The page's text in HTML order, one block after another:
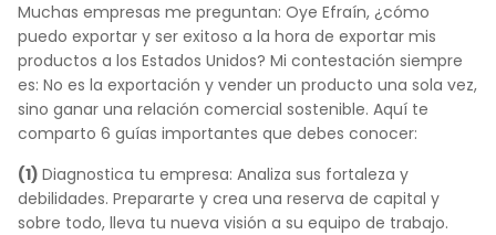
Muchas empresas me preguntan: Oye Efraín, ¿cómo
puedo exportar y ser exitoso a la hora de exportar mis
productos a los Estados Unidos? Mi contestación siempre
es: No es la exportación y vender un producto una sola vez,
sino ganar una relación comercial sostenible. Aquí te
comparto 6 guías importantes que debes conocer:
(1) Diagnostica tu empresa: Analiza sus fortaleza y
debilidades. Prepararte y crea una reserva de capital y
sobre todo, lleva tu nueva visión a su equipo de trabajo.